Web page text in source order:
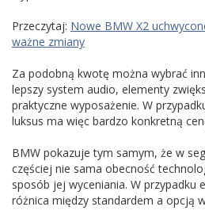
Przeczytaj: Nowe BMW X2
ważne zmiany
Za podobną kwotę można wybrać
lepszy system audio, elementy
praktyczne wyposażenie. W
luksus ma więc bardzo konkretną
BMW pokazuje tym samym, że w
częściej nie sama obecność
sposób jej wyceniania. W przypadku
różnica między standardem a opcją